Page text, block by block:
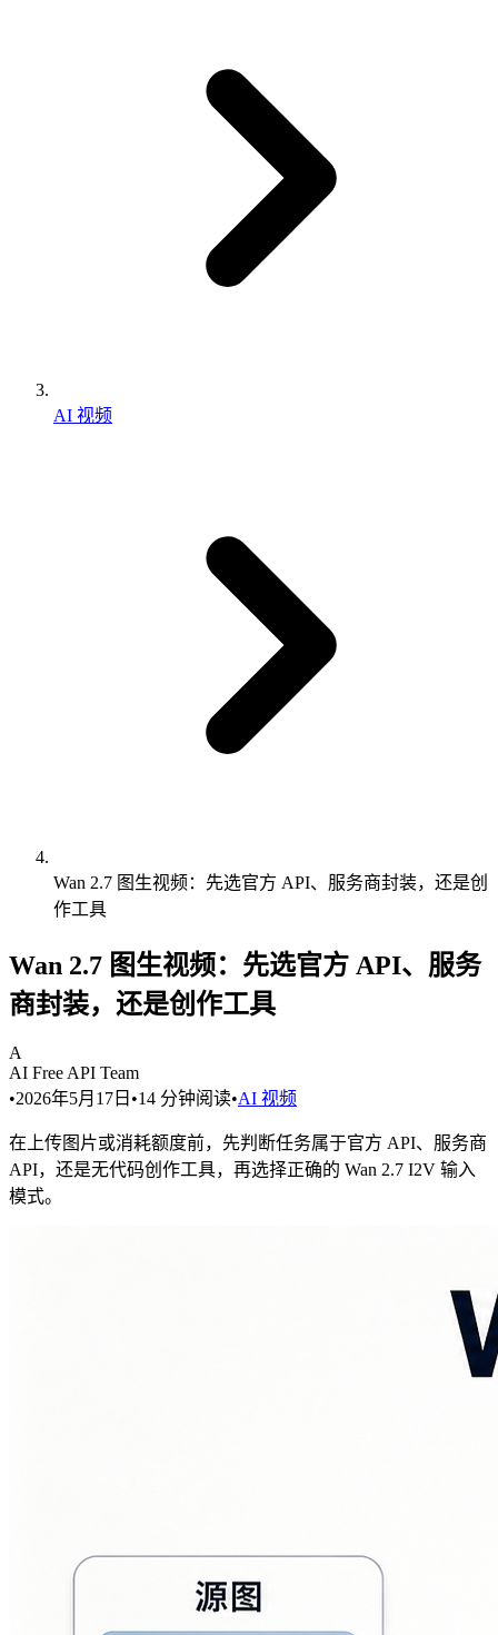
AI 视频
Wan 2.7 图生视频：先选官方 API、服务商封装，还是创
作工具
Wan 2.7 图生视频：先选官方 API、服务
商封装，还是创作工具
A
AI Free API Team
•2026年5月17日 •14 分钟阅读•AI 视频
在上传图片或消耗额度前，先判断任务属于官方 API、服务商
API，还是无代码创作工具，再选择正确的 Wan 2.7 I2V 输入
模式。